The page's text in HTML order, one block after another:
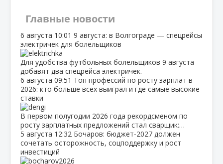
Главные новости
6 августа 10:01 9 августа: в Волгограде — спецрейсы
электричек для болельщиков
Для удобства футбольных болельщиков 9 августа
добавят два спецрейса электричек.
6 августа 09:51 Топ профессий по росту зарплат в
2026: кто больше всех выиграл и где самые высокие
ставки
В первом полугодии 2026 года рекордсменом по
росту зарплатных предложений стал сварщик:…
5 августа 12:32 Бочаров: бюджет‑2027 должен
сочетать осторожность, соцподдержку и рост
инвестиций